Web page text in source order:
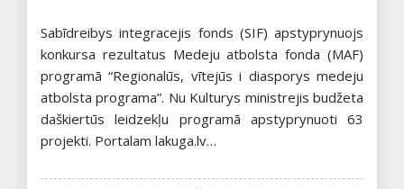
Sabīdreibys integracejis fonds (SIF) apstyprynuojs
konkursa rezultatus Medeju atbolsta fonda (MAF)
programā “Regionalūs, vītejūs i diasporys medeju
atbolsta programa”. Nu Kulturys ministrejis budžeta
daškiertūs leidzekļu programā apstyprynuoti 63
projekti. Portalam lakuga.lv…